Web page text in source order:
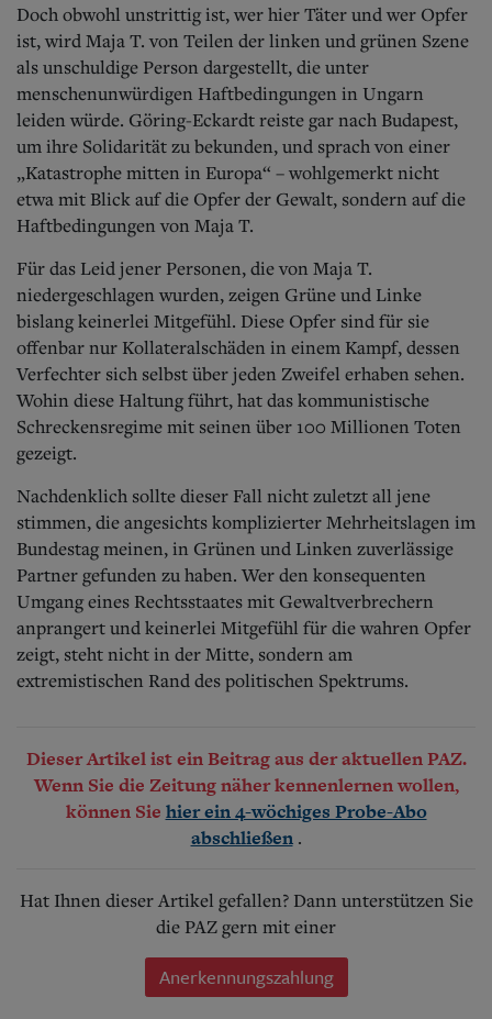
Doch obwohl unstrittig ist, wer hier Täter und wer Opfer
ist, wird Maja T. von Teilen der linken und grünen Szene
als unschuldige Person dargestellt, die unter
menschenunwürdigen Haftbedingungen in Ungarn
leiden würde. Göring-Eckardt reiste gar nach Budapest,
um ihre Solidarität zu bekunden, und sprach von einer
„Katastrophe mitten in Europa“ – wohlgemerkt nicht
etwa mit Blick auf die Opfer der Gewalt, sondern auf die
Haftbedingungen von Maja T.
Für das Leid jener Personen, die von Maja T.
niedergeschlagen wurden, zeigen Grüne und Linke
bislang keinerlei Mitgefühl. Diese Opfer sind für sie
offenbar nur Kollateralschäden in einem Kampf, dessen
Verfechter sich selbst über jeden Zweifel erhaben sehen.
Wohin diese Haltung führt, hat das kommunistische
Schreckensregime mit seinen über 100 Millionen Toten
gezeigt.
Nachdenklich sollte dieser Fall nicht zuletzt all jene
stimmen, die angesichts komplizierter Mehrheitslagen im
Bundestag meinen, in Grünen und Linken zuverlässige
Partner gefunden zu haben. Wer den konsequenten
Umgang eines Rechtsstaates mit Gewaltverbrechern
anprangert und keinerlei Mitgefühl für die wahren Opfer
zeigt, steht nicht in der Mitte, sondern am
extremistischen Rand des politischen Spektrums.
Dieser Artikel ist ein Beitrag aus der aktuellen PAZ.
Wenn Sie die Zeitung näher kennenlernen wollen,
können Sie hier ein 4-wöchiges Probe-Abo
abschließen .
Hat Ihnen dieser Artikel gefallen? Dann unterstützen Sie
die PAZ gern mit einer
Anerkennungszahlung